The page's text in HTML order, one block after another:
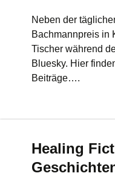
Neben der
Bachmannpreis in
Tischer während
Bluesky. Hier
Beiträge….
Healing